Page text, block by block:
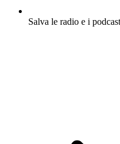
Salva le radio e i